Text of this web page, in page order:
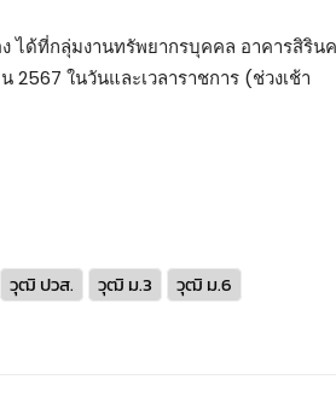
ได้ที่กลุ่มงานทรัพยากรบุคคล อาคารสิริน
ในวันและเวลาราชการ (ช่วงเช้า
วุฒิ ปวส. วุฒิ ม.3
วุฒิ ม.6